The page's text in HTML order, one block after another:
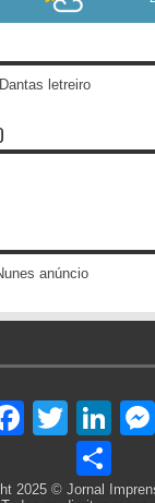
2025 © Jornal